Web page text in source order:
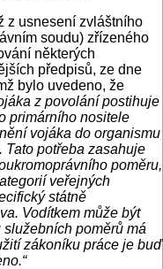
z usnesení zvláštního
soudu) zřízeného
některých
předpisů, ze dne
bylo uvedeno, že
z povolání postihuje
primárního nositele
vojáka do organismu
Tato potřeba zasahuje
poměru,
veřejných
státně
Vodítkem může být
poměrů má
zákoníku práce je buď